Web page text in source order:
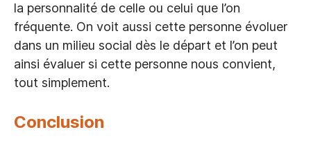
la personnalité de celle ou celui que l’on
fréquente. On voit aussi cette personne évoluer
dans un milieu social dès le départ et l’on peut
ainsi évaluer si cette personne nous convient,
tout simplement.
Conclusion